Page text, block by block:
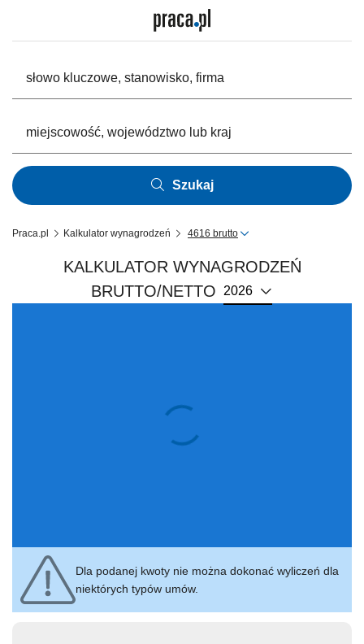
Szukaj
Praca.pl Kalkulator wynagrodzeń 4616 brutto
KALKULATOR WYNAGRODZEŃ
BRUTTO/NETTO
Dla podanej kwoty nie można dokonać wyliczeń dla
niektórych typów umów.